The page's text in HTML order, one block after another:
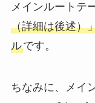
メインルートテ
（詳細は後述）
ルです。
ちなみに、メイ